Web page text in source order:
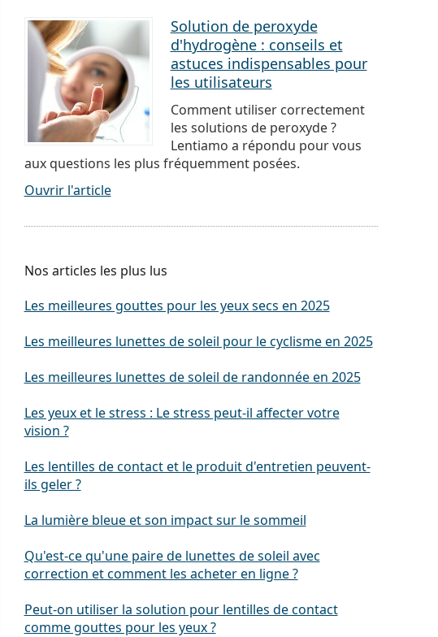
Solution de peroxyde
d'hydrogène : conseils et
astuces indispensables pour
les utilisateurs
Comment utiliser correctement
les solutions de peroxyde ?
Lentiamo a répondu pour vous
aux questions les plus fréquemment posées.
Ouvrir l'article
Nos articles les plus lus
Les meilleures gouttes pour les yeux secs en 2025
Les meilleures lunettes de soleil pour le cyclisme en 2025
Les meilleures lunettes de soleil de randonnée en 2025
Les yeux et le stress : Le stress peut-il affecter votre
vision ?
Les lentilles de contact et le produit d'entretien peuvent-
ils geler ?
La lumière bleue et son impact sur le sommeil
Qu'est-ce qu'une paire de lunettes de soleil avec
correction et comment les acheter en ligne ?
Peut-on utiliser la solution pour lentilles de contact
comme gouttes pour les yeux ?